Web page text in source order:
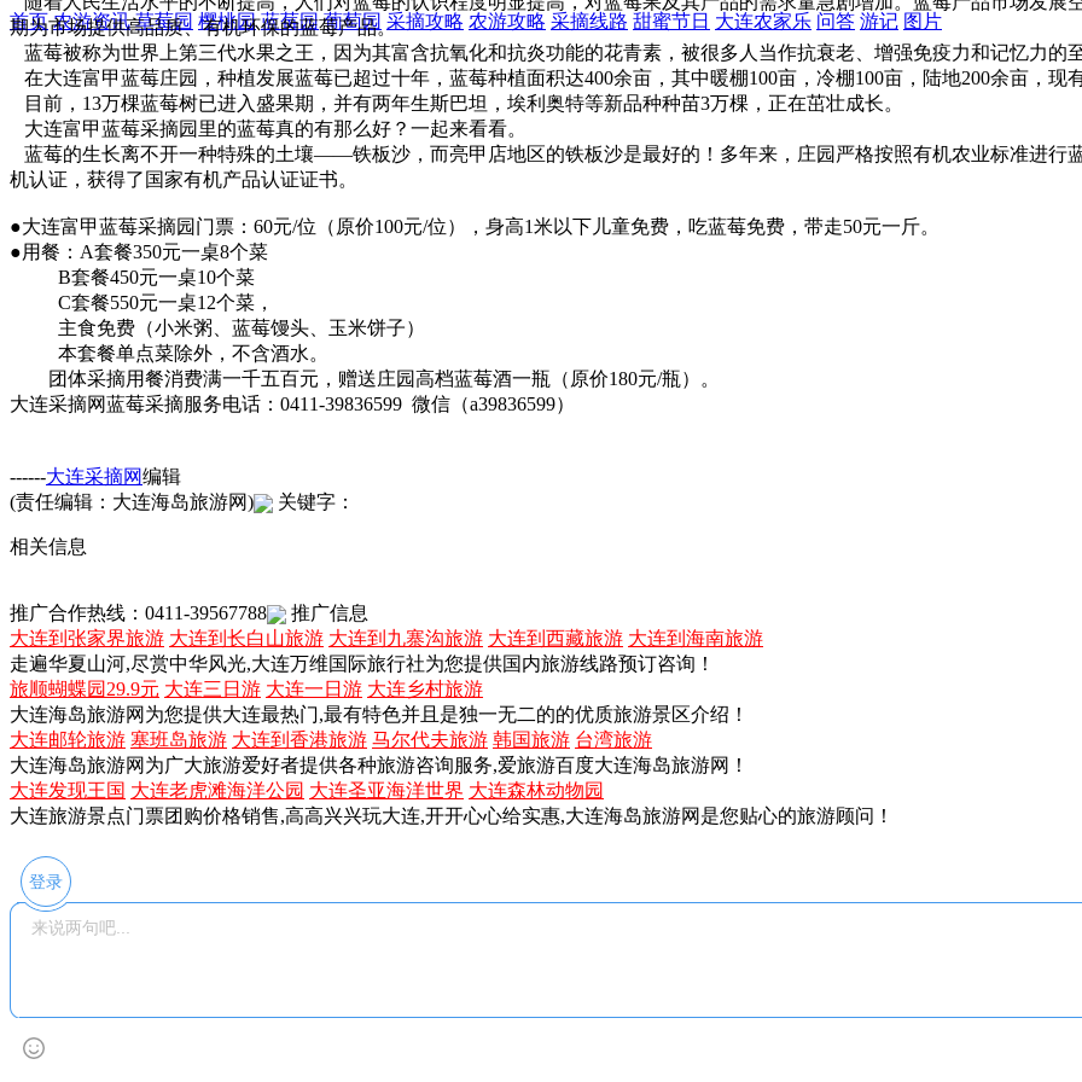
首页 农游资讯 草莓园 樱桃园 蓝莓园 葡萄园 采摘攻略 农游攻略 采摘线路 甜蜜节日 大连农家乐 问答 游记 图片
期为市场提供高品质、有机环保的蓝莓产品。
蓝莓被称为世界上第三代水果之王，因为其富含抗氧化和抗炎功能的花青素，被很多人当作抗衰老、增强免疫力和记忆力的
在大连富甲蓝莓庄园，种植发展蓝莓已超过十年，蓝莓种植面积达400余亩，其中暖棚100亩，冷棚100亩，陆地200余亩，现
目前，13万棵蓝莓树已进入盛果期，并有两年生斯巴坦，埃利奥特等新品种种苗3万棵，正在茁壮成长。
大连富甲蓝莓采摘园 里的蓝莓真的有那么好？一起来看看。
蓝莓的生长离不开一种特殊的土壤——铁板沙，而亮甲店地区的铁板沙是最好的！多年来，庄园严格按照有机农业标准进行
机认证，获得了国家有机产品认证证书。
●大连富甲蓝莓采摘园 门票：60元/位（原价100元/位），身高1米以下儿童免费，吃蓝莓免费，带走50元一斤。
●用餐：A套餐350元一桌8个菜
B套餐450元一桌10个菜
C套餐550元一桌12个菜，
主食免费（小米粥、蓝莓馒头、玉米饼子）
本套餐单点菜除外，不含酒水。
团体采摘用餐消费满一千五百元，赠送庄园高档蓝莓酒一瓶（原价180元/瓶）。
大连采摘网蓝莓采摘服务电话：0411-39836599 微信（a39836599）
------大连采摘网编辑
(责任编辑：大连海岛旅游网)
关键字：
相关信息
推广合作热线：0411-39567788
推广信息
大连到张家界旅游 大连到长白山旅游 大连到九寨沟旅游 大连到西藏旅游 大连到海南旅游
走遍华夏山河,尽赏中华风光,大连万维国际旅行社为您提供国内旅游线路预订咨询！
旅顺蝴蝶园29.9元 大连三日游 大连一日游 大连乡村旅游
大连海岛旅游网为您提供大连最热门,最有特色并且是独一无二的的优质旅游景区介绍！
大连邮轮旅游 塞班岛旅游 大连到香港旅游 马尔代夫旅游 韩国旅游 台湾旅游
大连海岛旅游网为广大旅游爱好者提供各种旅游咨询服务,爱旅游百度大连海岛旅游网！
大连发现王国 大连老虎滩海洋公园 大连圣亚海洋世界 大连森林动物园
大连旅游景点门票团购价格销售,高高兴兴玩大连,开开心心给实惠,大连海岛旅游网是您贴心的旅游顾问！
登录